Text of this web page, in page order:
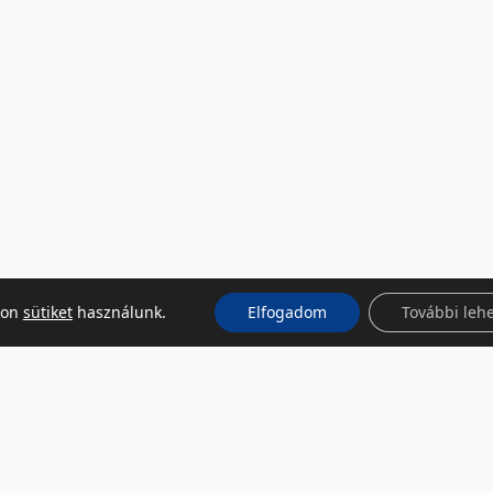
sütikethasználunk. Elfogadom További